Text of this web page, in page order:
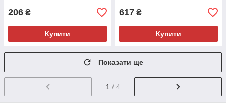
206 ₴
Купити
617 ₴
Купити
Показати ще
1 / 4